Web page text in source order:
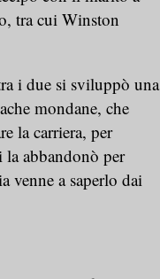
tra cui Winston
i due si sviluppò una
mondane, che
la carriera, per
abbandonò per
venne a saperlo dai